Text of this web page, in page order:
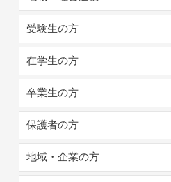
受験生の方
在学生の方
卒業生の方
保護者の方
地域・企業の方